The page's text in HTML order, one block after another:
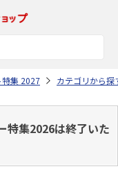
特集 2027 カテゴリから探
特集2026は終了いた